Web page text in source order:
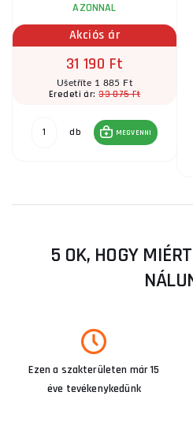
AZONNAL
Akciós ár
31 190 Ft
Ušetříte 1 885 Ft
Eredeti ár:33 075 Ft
db MEGVENNI
5 OK, HOGY
Ezen a szakterületen már 15
éve tevékenykedünk